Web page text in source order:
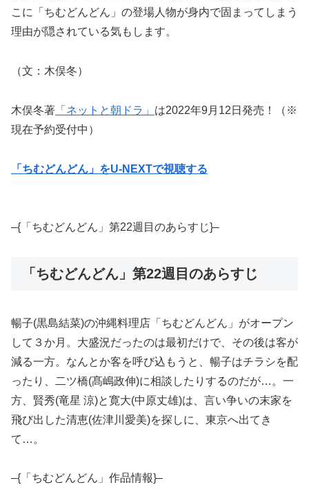
こに「ちむどんどん」の登場人物が身内で固まってしまう
理由が隠されている気もします。
（文：木俣冬）
木俣冬著 「ネットと朝ドラ」 は2022年9月12日発売！（※
現在予約受付中）
「ちむどんどん」をU-NEXTで視聴する
–{「ちむどんどん」第22週目のあらすじ}–
「ちむどんどん」第22週目のあらすじ
暢子(黒島結菜)の沖縄料理店「ちむどんどん」がオープン
して３か月。大盛況だったのは最初だけで、その後は客が
減る一方。なんとか客を呼び込もうと、暢子はチラシを配
ったり、二ツ橋(髙嶋政伸)に相談したりするのだが…。一
方、賢秀(竜星 涼)と寛大(中原丈雄)は、言い争いの末家を
飛び出した清恵(佐津川愛美)を探しに、東京へ出てき
て…。
–{「ちむどんどん」作品情報}–